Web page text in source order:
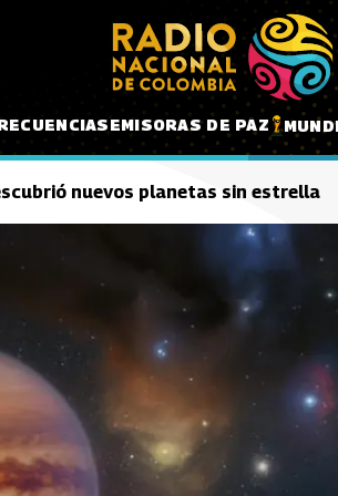
EMISORAS DE PAZ
nuevos planetas sin estrella